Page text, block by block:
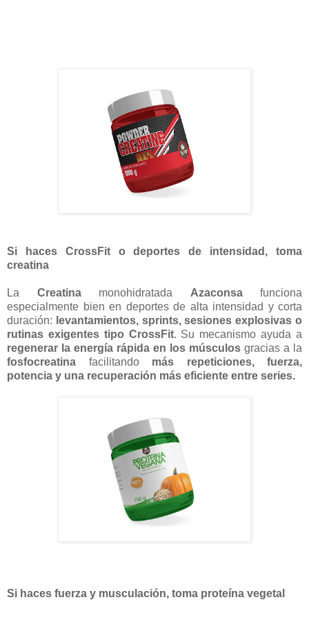
Si haces CrossFit o deportes de intensidad, toma
creatina
La Creatinamonohidratada Azaconsafunciona
especialmente bien en deportes de alta intensidad y corta
duración: levantamientos, sprints, sesiones explosivas o
rutinas exigentes tipo CrossFit. Su mecanismo ayuda a
regenerar la energía rápida en los músculos gracias a la
fosfocreatina facilitando más repeticiones, fuerza,
potencia y una recuperación más eficiente entre series.
Si haces fuerza y musculación, toma proteína vegetal